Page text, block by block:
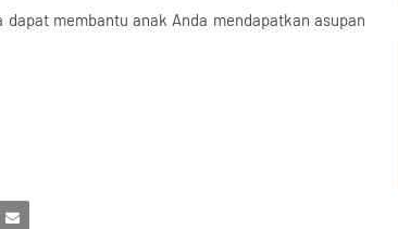
membantu anak Anda mendapatkan asupan